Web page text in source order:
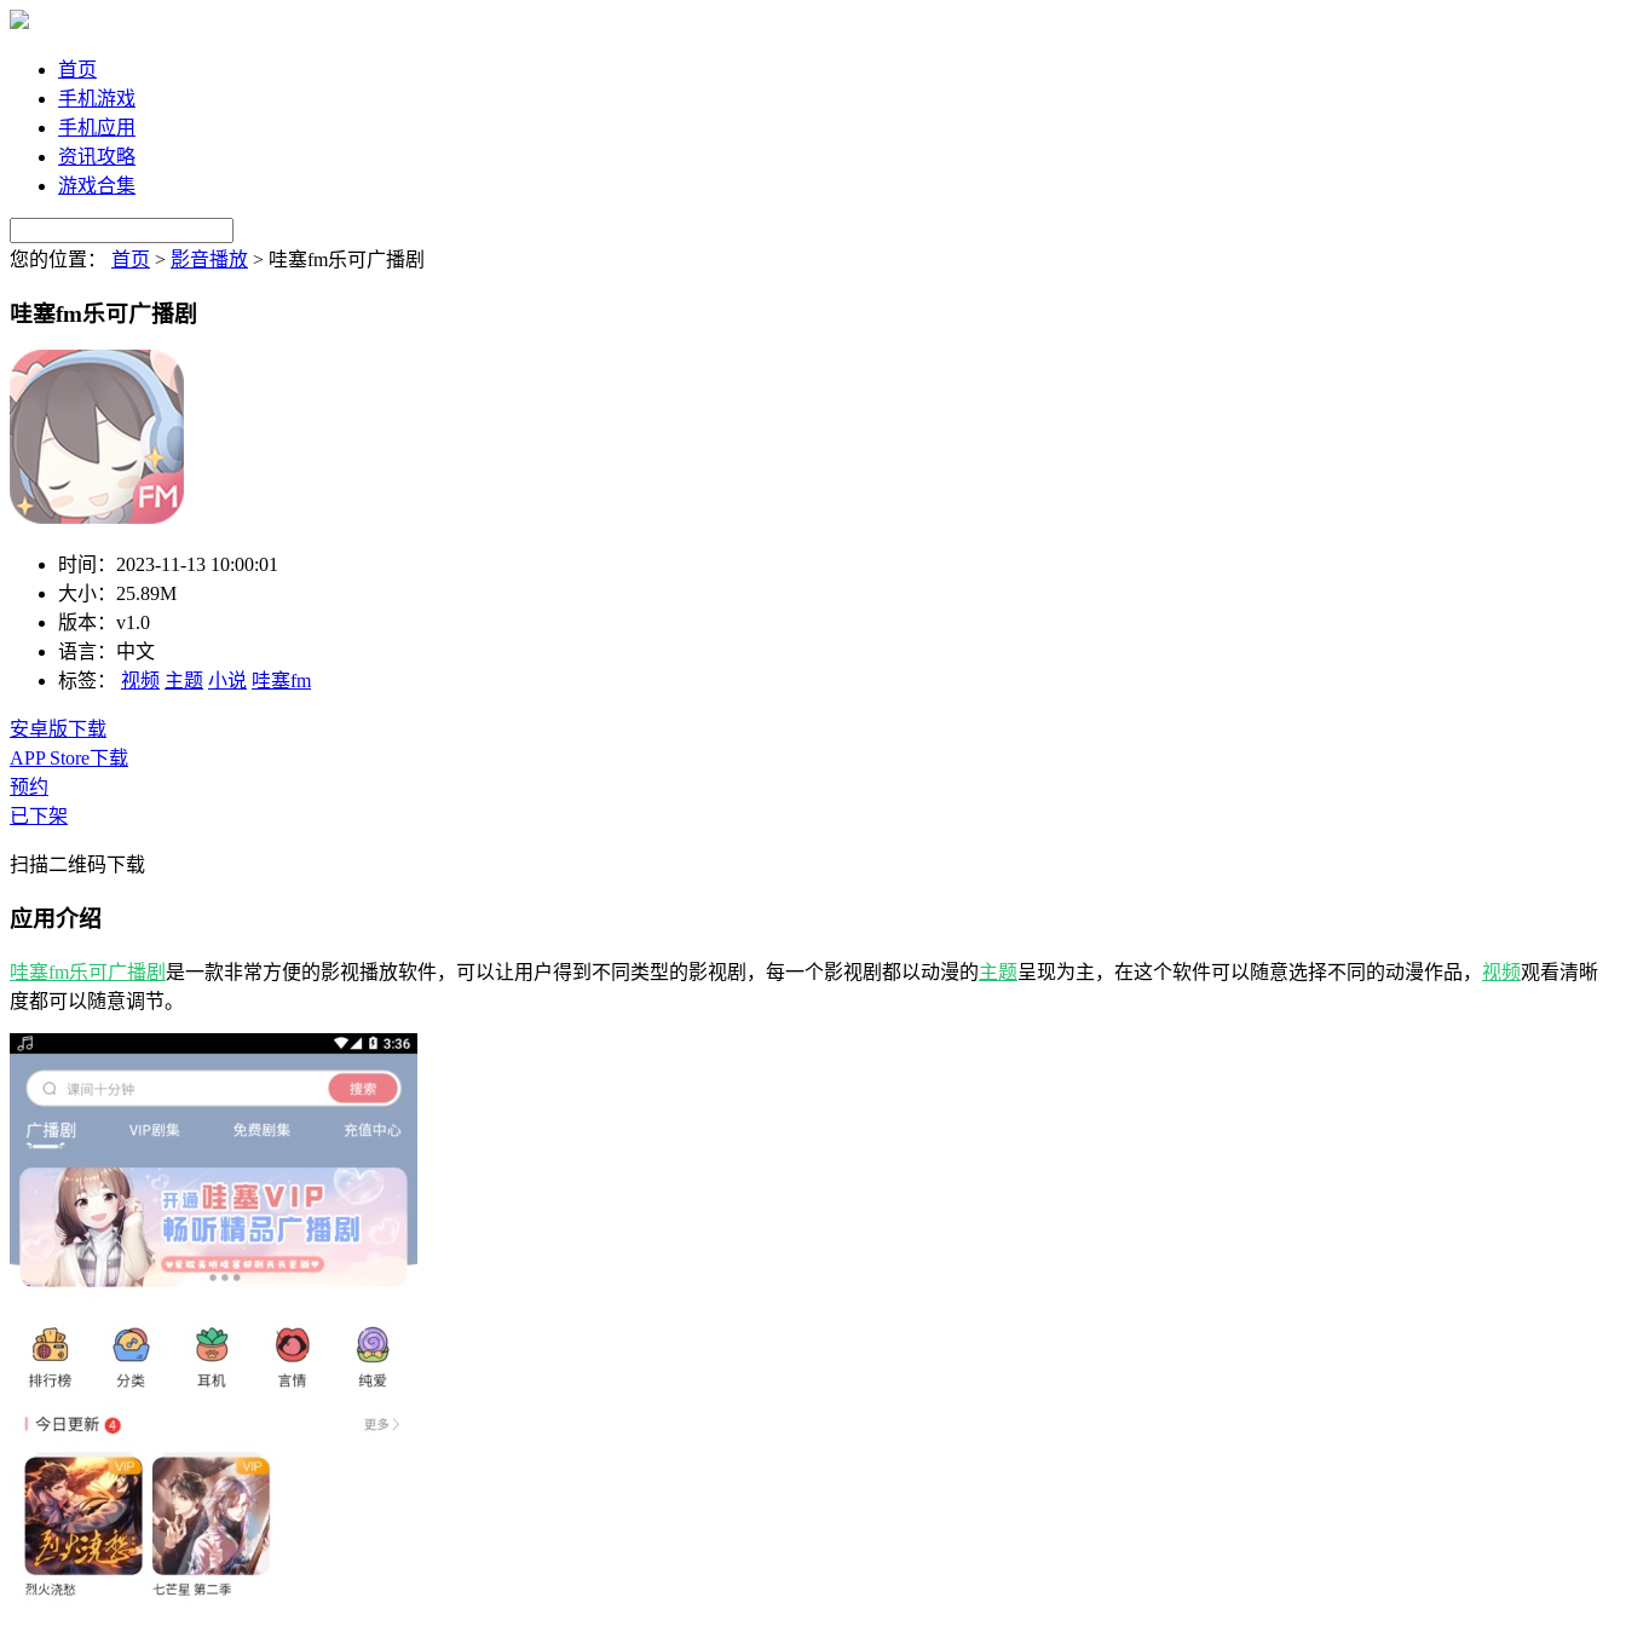
首页
手机游戏
手机应用
资讯攻略
游戏合集
您的位置： 首页 > 影音播放 > 哇塞fm乐可广播剧
哇塞fm乐可广播剧
时间： 2023-11-13 10:00:01
大小： 25.89M
版本： v1.0
语言： 中文
标签：
视频 主题 小说 哇塞fm
安卓版下载
APP Store下载
预约
已下架
扫描二维码下载
应用介绍
哇塞fm乐可广播剧 是一款非常方便的影视播放软件，可以让用户得到不同类型的影视剧，每一个影视剧都以动漫的主题呈现为主，在这个软件可以随意选择不同的动漫作品， 视频观看清晰
度都可以随意调节。